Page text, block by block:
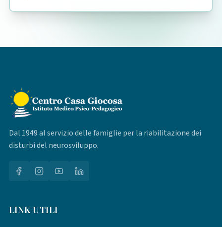
Dal 1949 al servizio delle famiglie per la riabilitazione dei
disturbi del neurosviluppo.
LINK UTILI